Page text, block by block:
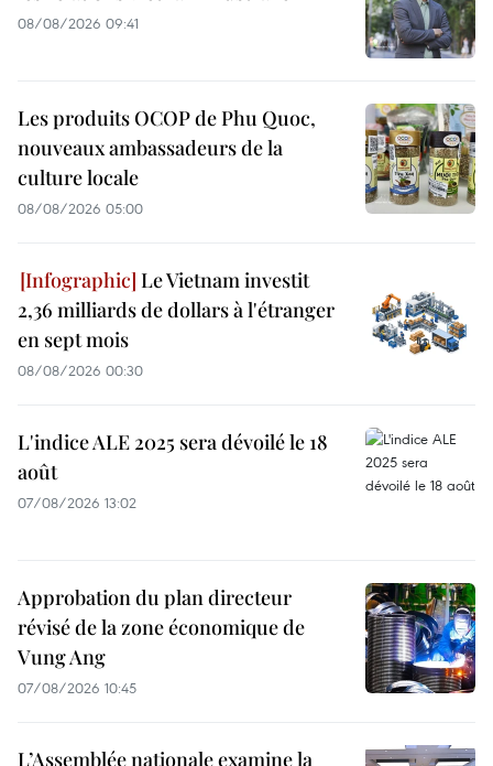
08/08/2026 09:41
Les produits OCOP de Phu Quoc,
nouveaux ambassadeurs de la
culture locale
08/08/2026 05:00
Le Vietnam investit
2,36 milliards de dollars à l'étranger
en sept mois
08/08/2026 00:30
L'indice ALE 2025 sera dévoilé le 18
août
07/08/2026 13:02
Approbation du plan directeur
révisé de la zone économique de
Vung Ang
07/08/2026 10:45
L’Assemblée nationale examine la